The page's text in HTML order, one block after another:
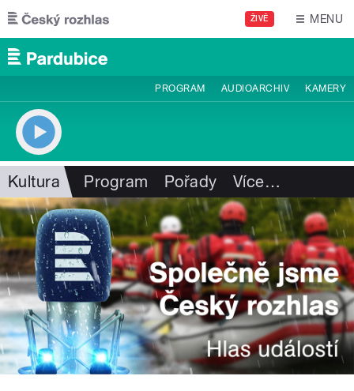
Přejít k hlavnímu obsahu
ŽIVĚ MENU
PROGRAM AUDIOARCHIV KAMERY
Kultura Program Pořady Více…